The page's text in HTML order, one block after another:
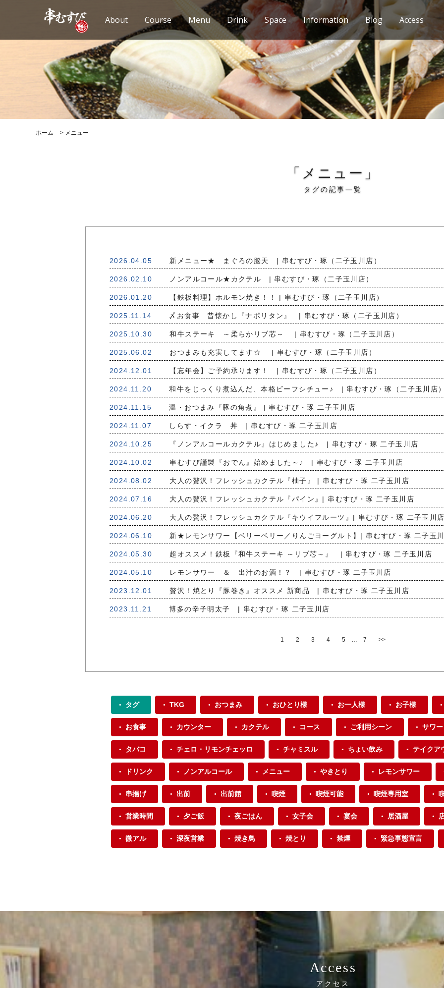
About Course Menu Drink Space Information Blog Access
ホーム > メニュー
「メニュー」
タグの記事一覧
2026.04.05 新メニュー★ まぐろの脳天 | 串むすび・琢（二子玉川店）
2026.02.10 ノンアルコール★カクテル | 串むすび・琢（二子玉川店）
2026.01.20 【鉄板料理】ホルモン焼き！！ | 串むすび・琢（二子玉川店）
2025.11.14 〆お食事 昔懐かし『ナポリタン』 | 串むすび・琢（二子玉川店）
2025.10.30 和牛ステーキ ～柔らかリブ芯～ | 串むすび・琢（二子玉川店）
2025.06.02 おつまみも充実してます☆ | 串むすび・琢（二子玉川店）
2024.12.01 【忘年会】ご予約承ります！ | 串むすび・琢（二子玉川店）
2024.11.20 和牛をじっくり煮込んだ、本格ビーフシチュー♪ | 串むすび・琢（二子玉川店
2024.11.15 温・おつまみ『豚の角煮』 | 串むすび・琢 二子玉川店
2024.11.07 しらす・イクラ 丼 | 串むすび・琢 二子玉川店
2024.10.25 『ノンアルコールカクテル』はじめました♪ | 串むすび・琢 二子玉川店
2024.10.02 串むすび謹製『おでん』始めました～♪ | 串むすび・琢 二子玉川店
2024.08.02 大人の贅沢！フレッシュカクテル『柚子』 | 串むすび・琢 二子玉川店
2024.07.16 大人の贅沢！フレッシュカクテル『パイン』| 串むすび・琢 二子玉川店
2024.06.20 大人の贅沢！フレッシュカクテル『キウイフルーツ』| 串むすび・琢 二子玉川
2024.06.10 新★レモンサワー【ベリーベリー／りんごヨーグルト】| 串むすび・琢 二子玉
2024.05.30 超オススメ！鉄板『和牛ステーキ ～リブ芯～』 | 串むすび・琢 二子玉川店
2024.05.10 レモンサワー ＆ 出汁のお酒！？ | 串むすび・琢 二子玉川店
2023.12.01 贅沢！焼とり『豚巻き』オススメ 新商品 | 串むすび・琢 二子玉川店
2023.11.21 博多の辛子明太子 | 串むすび・琢 二子玉川店
1 2 3 4 5 … 7 >>
タグ TKG おつまみ おひとり様 お一人様 お子様
お食事 カウンター カクテル コース ご利用シーン サワー
タバコ チェロ・リモンチェッロ チャミスル ちょい飲み テイクア
ドリンク ノンアルコール メニュー やきとり レモンサワー
串揚げ 出前 出前館 喫煙 喫煙可能 喫煙専用室
営業時間 夕ご飯 夜ごはん 女子会 宴会 居酒屋
微アル 深夜営業 焼き鳥 焼とり 禁煙 緊急事態宣言
Access
アクセス